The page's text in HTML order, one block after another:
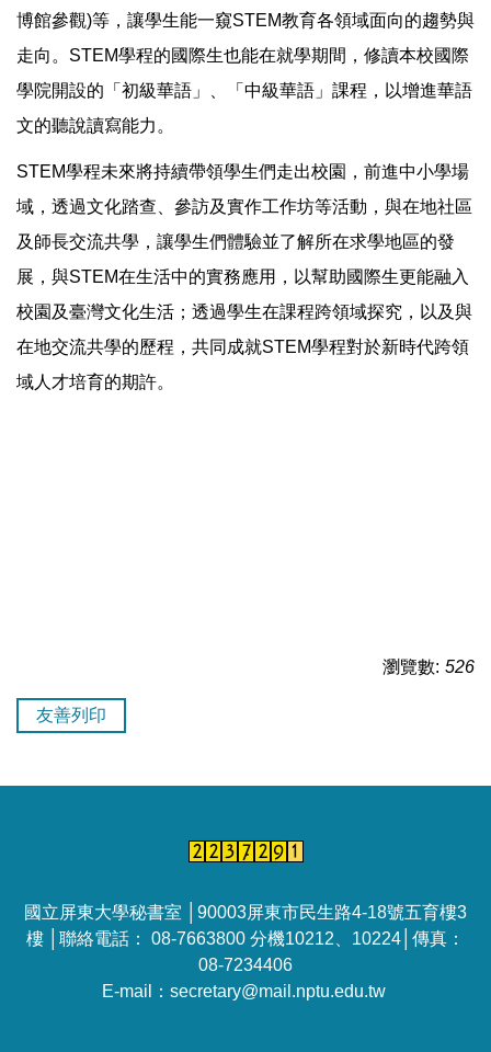
博館參觀)等，讓學生能一窺STEM教育各領域面向的趨勢與
走向。STEM學程的國際生也能在就學期間，修讀本校國際
學院開設的「初級華語」、「中級華語」課程，以增進華語
文的聽說讀寫能力。
STEM學程未來將持續帶領學生們走出校園，前進中小學場
域，透過文化踏查、參訪及實作工作坊等活動，與在地社區
及師長交流共學，讓學生們體驗並了解所在求學地區的發
展，與STEM在生活中的實務應用，以幫助國際生更能融入
校園及臺灣文化生活；透過學生在課程跨領域探究，以及與
在地交流共學的歷程，共同成就STEM學程對於新時代跨領
域人才培育的期許。
瀏覽數: 526
友善列印
國立屏東大學秘書室 │90003屏東市民生路4-18號五育樓3
樓 │聯絡電話： 08-7663800 分機10212、10224│傳真：
08-7234406
E-mail：secretary@mail.nptu.edu.tw